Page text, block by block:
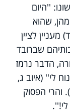
''היום
שהוא
לציין
שברובד
הדבר נרמז
לי'' (איוב ג,
יג) הגימטרייה של המילה ''אז'' היא 8 (7+1). והרי הפסוק